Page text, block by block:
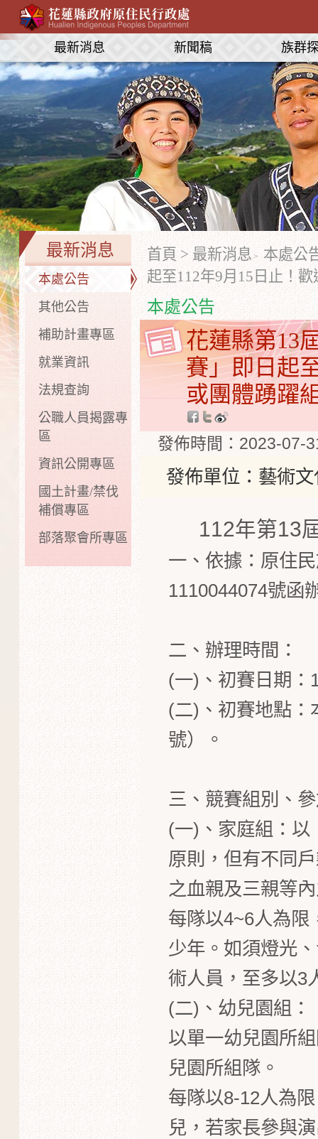
最新消息 新聞稿 族群
最新消息
本處公告
其他公告
補助計畫專區
就業資訊
法規查詢
公職人員揭露專
區
資訊公開專區
國土計畫/禁伐
補償專區
部落聚會所專區
首頁>最新消息
本處公
起至112年9月15日止！
本處公告
花蓮縣第13
賽」即日起
或團體踴躍
發佈時間：2023-07-
發佈單位：藝術
112年第13
一、依據： 原住
1110044074號函
二、辦理時間：
(一)、初賽日期：
(二)、初賽地點：
號）
。
三、競賽組別、
(一)​、家庭組：
原則，但有不同
之血親及三親等
每隊以4~6人為限
少年。如須燈光
術人員，至多以3
(二)、幼兒園組：
以單一幼兒園所
兒園所組隊。
每隊以8-12人為
兒，若家長參與